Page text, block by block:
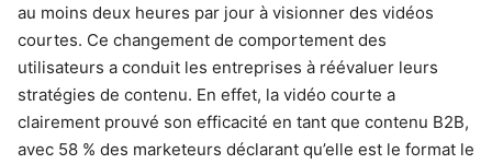
au moins deux heures par jour à visionner des vidéos
courtes. Ce changement de comportement des
utilisateurs a conduit les entreprises à réévaluer leurs
stratégies de contenu. En effet, la vidéo courte a
clairement prouvé son efficacité en tant que contenu B2B,
avec 58 % des marketeurs déclarant qu’elle est le format le